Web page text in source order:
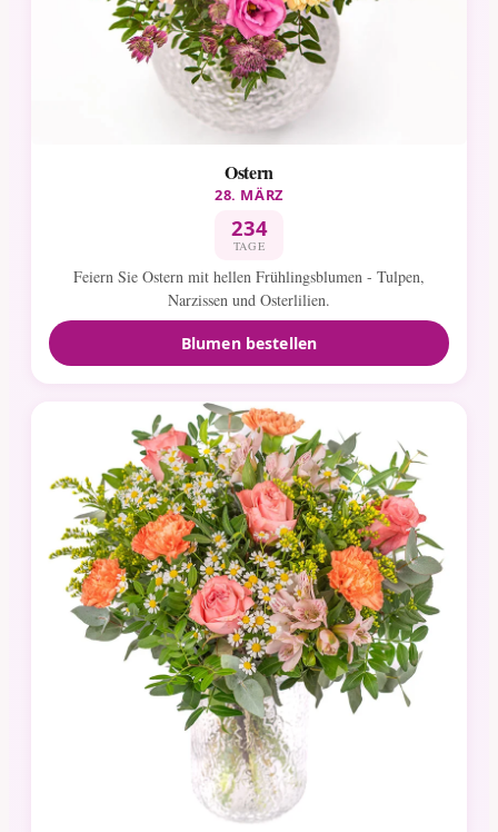
Ostern
28. MÄRZ
234
TAGE
Feiern Sie Ostern mit hellen Frühlingsblumen - Tulpen,
Narzissen und Osterlilien.
Blumen bestellen